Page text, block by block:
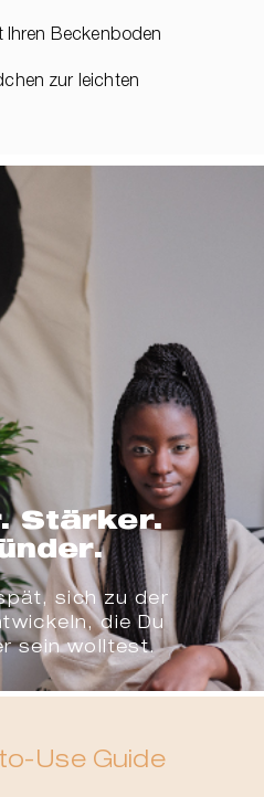
Ihren Beckenboden
zur leichten
Stärker.
sich zu der
die Du
sein wolltest.
Use Guide